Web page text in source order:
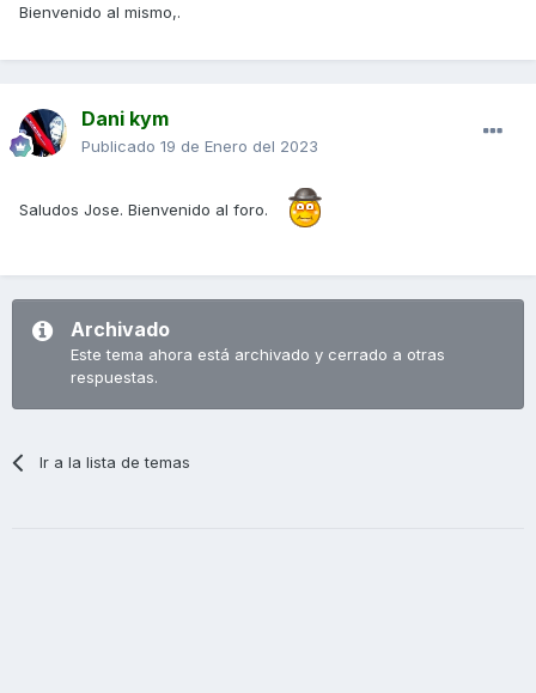
Bienvenido al mismo,.
Dani kym
Publicado 19 de Enero del 2023
Saludos Jose. Bienvenido al foro.
Archivado
Este tema ahora está archivado y cerrado a otras
respuestas.
Ir a la lista de temas